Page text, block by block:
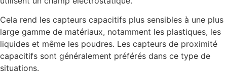
Cela rend les capteurs capacitifs plus sensibles à une plus
large gamme de matériaux, notamment les plastiques, les
liquides et même les poudres. Les capteurs de proximité
capacitifs sont généralement préférés dans ce type de
situations.